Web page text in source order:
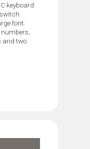
keyboard
font.
and two